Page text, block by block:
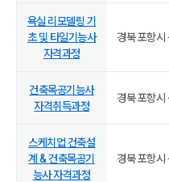
욕실 리모델링 기
초 및 타일기능사
자격과정
경북 포항시
건축목공기능사
자격취득과정
경북 포항시
스케치업 건축설
계 & 건축목공기
능사 자격과정
경북 포항시